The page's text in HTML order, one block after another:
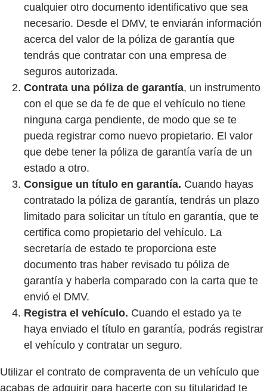
cualquier otro documento identificativo que sea
necesario. Desde el DMV, te enviarán información
acerca del valor de la póliza de garantía que
tendrás que contratar con una empresa de
seguros autorizada.
Contrata una póliza de garantía, un instrumento
con el que se da fe de que el vehículo no tiene
ninguna carga pendiente, de modo que se te
pueda registrar como nuevo propietario. El valor
que debe tener la póliza de garantía varía de un
estado a otro.
Consigue un título en garantía. Cuando hayas
contratado la póliza de garantía, tendrás un plazo
limitado para solicitar un título en garantía, que te
certifica como propietario del vehículo. La
secretaría de estado te proporciona este
documento tras haber revisado tu póliza de
garantía y haberla comparado con la carta que te
envió el DMV.
Registra el vehículo. Cuando el estado ya te
haya enviado el título en garantía, podrás registrar
el vehículo y contratar un seguro.
Utilizar el contrato de compraventa de un vehículo que
acabas de adquirir para hacerte con su titularidad te